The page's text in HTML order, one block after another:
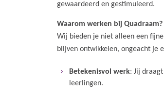
gewaardeerd en gestimuleerd.
Waarom werken bij Quadraam?
Wij bieden je niet alleen een
blijven ontwikkelen, ongeacht je
Betekenisvol werk: Jij
leerlingen.